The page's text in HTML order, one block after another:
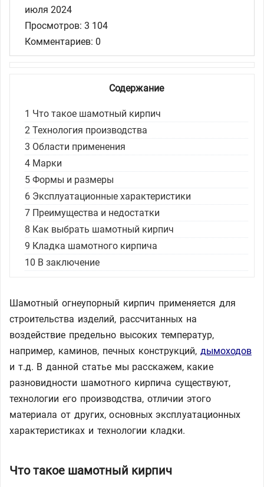
июля 2024
Просмотров: 3 104
Комментариев: 0
Содержание
1 Что такое шамотный кирпич
2 Технология производства
3 Области применения
4 Марки
5 Формы и размеры
6 Эксплуатационные характеристики
7 Преимущества и недостатки
8 Как выбрать шамотный кирпич
9 Кладка шамотного кирпича
10 В заключение
Шамотный огнеупорный кирпич применяется для
строительства изделий, рассчитанных на
воздействие предельно высоких температур,
например, каминов, печных конструкций, дымоходов
и т.д. В данной статье мы расскажем, какие
разновидности шамотного кирпича существуют,
технологии его производства, отличии этого
материала от других, основных эксплуатационных
характеристиках и технологии кладки.
Что такое шамотный кирпич